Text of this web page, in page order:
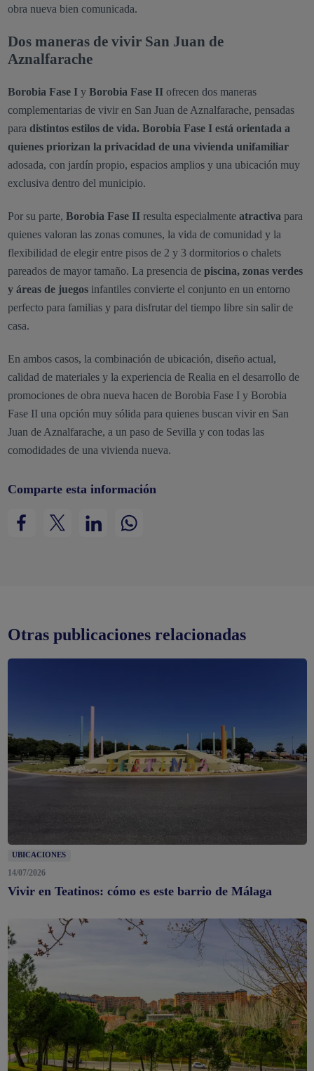
obra nueva bien comunicada.
Dos maneras de vivir San Juan de
Aznalfarache
Borobia Fase Iy Borobia Fase IIofrecen dos maneras
complementarias de vivir en San Juan de Aznalfarache, pensadas
para distintos estilos de vida. Borobia Fase I está orientada a
quienes priorizan la privacidad de una vivienda unifamiliar
adosada, con jardín propio, espacios amplios y una ubicación muy
exclusiva dentro del municipio.
Por su parte, Borobia Fase II resulta especialmente atractiva para
quienes valoran las zonas comunes, la vida de comunidad y la
flexibilidad de elegir entre pisos de 2 y 3 dormitorios o chalets
pareados de mayor tamaño. La presencia de piscina, zonas verdes
y áreas de juegosinfantiles convierte el conjunto en un entorno
perfecto para familias y para disfrutar del tiempo libre sin salir de
casa.
En ambos casos, la combinación de ubicación, diseño actual,
calidad de materiales y la experiencia de Realia en el desarrollo de
promociones de obra nueva hacen de Borobia Fase I y Borobia
Fase II una opción muy sólida para quienes buscan vivir en San
Juan de Aznalfarache, a un paso de Sevilla y con todas las
comodidades de una vivienda nueva.
Comparte esta información
Otras publicaciones relacionadas
UBICACIONES
14/07/2026
Vivir en Teatinos: cómo es este barrio de Málaga